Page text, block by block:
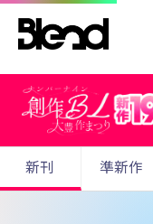
新刊 準新作